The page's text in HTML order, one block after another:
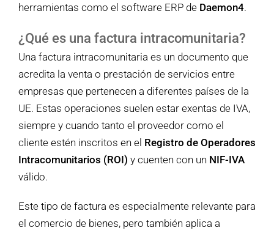
herramientas como el software ERP de Daemon4.
¿Qué es una factura intracomunitaria?
Una factura intracomunitaria es un documento que
acredita la venta o prestación de servicios entre
empresas que pertenecen a diferentes países de la
UE. Estas operaciones suelen estar exentas de IVA,
siempre y cuando tanto el proveedor como el
cliente estén inscritos en el Registro de Operadores
Intracomunitarios (ROI) y cuenten con un NIF-IVA
válido.
Este tipo de factura es especialmente relevante para
el comercio de bienes, pero también aplica a